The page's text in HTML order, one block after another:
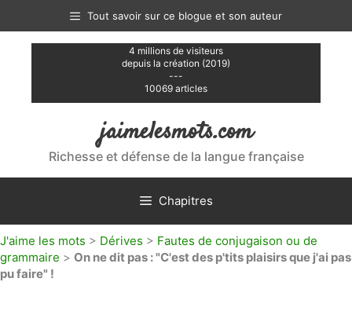
contenu
Tout savoir sur ce blogue et son auteur
4 millions de visiteurs
depuis la création (2019)
---
10069 articles
jaimelesmots.com
Richesse et défense de la langue française
Chapitres
J'aime les mots > Dérives > Fautes de conjugaison ou de
grammaire > On ne dit pas : "C'est des p'tits plaisirs que j'ai pas
pu faire" !